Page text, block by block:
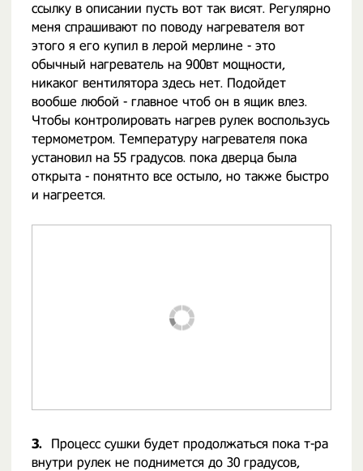
ссылку в описании пусть вот так висят. Регулярно
меня спрашивают по поводу нагревателя вот
этого я его купил в лерой мерлине - это
обычный нагреватель на 900вт мощности,
никаког вентилятора здесь нет. Подойдет
вообше любой - главное чтоб он в ящик влез.
Чтобы контролировать нагрев рулек воспользусь
термометром. Температуру нагревателя пока
установил на 55 градусов. пока дверца была
открыта - понятнто все остыло, но также быстро
и нагреется.
3.
Процесс сушки будет продолжаться пока т-ра
внутри рулек не поднимется до 30 градусов,